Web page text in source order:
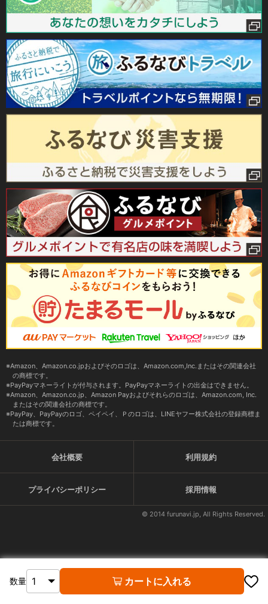
数量 カートに入れる
Amazon、Amazon.co.jpおよびそのロゴは、Amazon.com,Inc.またはその関連会社
の商標です。
PayPayマネーライトが付与されます。PayPayマネーライトの出金はできません。
Amazon、Amazon.co.jp、Amazon Payおよびそれらのロゴは、Amazon.com, Inc.
またはその関連会社の商標です。
PayPay、PayPayのロゴ、ペイペイ、Ｐのロゴは、LINEヤフー株式会社の登録商標ま
たは商標です。
会社概要 利用規約
プライバシーポリシー 採用情報
© 2014 furunavi.jp, All Rights Reserved.